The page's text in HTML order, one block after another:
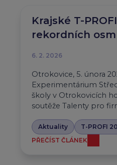
Krajské T-
rekordních
6. 2. 2026
Otrokovice, 5. února
Experimentárium
školy v Otrokovicích
soutěže Talenty pro
Aktuality
T-PROFI
PŘEČÍST ČLÁNEK